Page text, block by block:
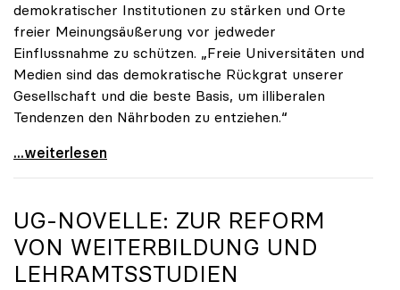
demokratischer Institutionen zu stärken und Orte
freier Meinungsäußerung vor jedweder
Einflussnahme zu schützen. „Freie Universitäten und
Medien sind das demokratische Rückgrat unserer
Gesellschaft und die beste Basis, um illiberalen
Tendenzen den Nährboden zu entziehen.“
„Populismus ist eigentliche Gefahr für Europa und
...weiterlesen
UG-NOVELLE: ZUR REFORM
VON WEITERBILDUNG UND
LEHRAMTSSTUDIEN